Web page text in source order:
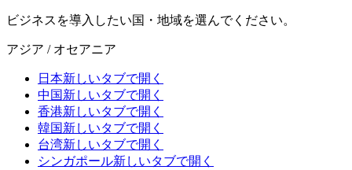
ビジネスを導入したい国・地域を選んでください。
アジア / オセアニア
日本新しいタブで開く
中国新しいタブで開く
香港新しいタブで開く
韓国新しいタブで開く
台湾新しいタブで開く
シンガポール新しいタブで開く